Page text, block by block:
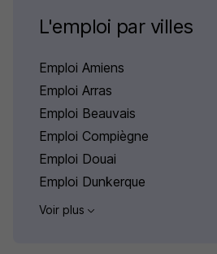
L'emploi par villes
Emploi Amiens
Emploi Arras
Emploi Beauvais
Emploi Compiègne
Emploi Douai
Emploi Dunkerque
Voir plus